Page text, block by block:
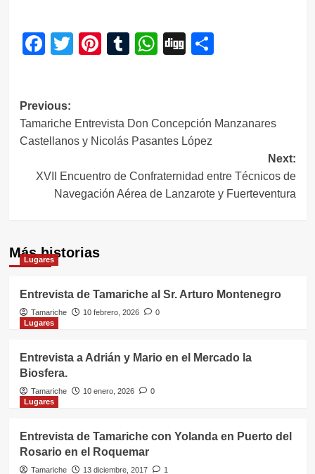
Facebook
Twitter
Pinterest
Tumblr
WhatsApp
DiggCompartir
Navegación
de
entradas
Previous:
Tamariche Entrevista Don Concepción Manzanares
Castellanos y Nicolás Pasantes López
Next:
XVII Encuentro de Confraternidad entre Técnicos de
Navegación Aérea de Lanzarote y Fuerteventura
Más historias
Lugares
Entrevista de Tamariche al Sr. Arturo Montenegro
Tamariche 10 febrero, 2026
0
Lugares
Entrevista a Adrián y Mario en el Mercado la
Biosfera.
Tamariche 10 enero, 2026
0
Lugares
Entrevista de Tamariche con Yolanda en Puerto del
Rosario en el Roquemar
Tamariche 13 diciembre, 2017 1